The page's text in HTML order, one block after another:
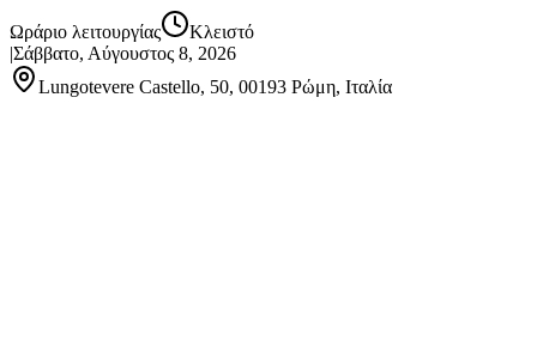
Ωράριο λειτουργίας
Κλειστό
|Σάββατο, Αύγουστος 8, 2026
Lungotevere Castello, 50, 00193 Ρώμη, Ιταλία